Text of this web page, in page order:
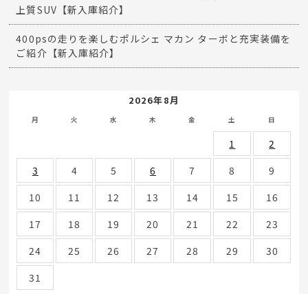
上質SUV【新入庫紹介】
400psの走りを楽しむポルシェ マカン ターボと充実装備を
ご紹介【新入庫紹介】
2026年8月
月 火 水 木 金 土 日
1
2
3
4 5 6 7 8
9
10
11 12 13 14 15
16
17
18 19 20 21 22
23
24
25 26 27 28 29
30
31